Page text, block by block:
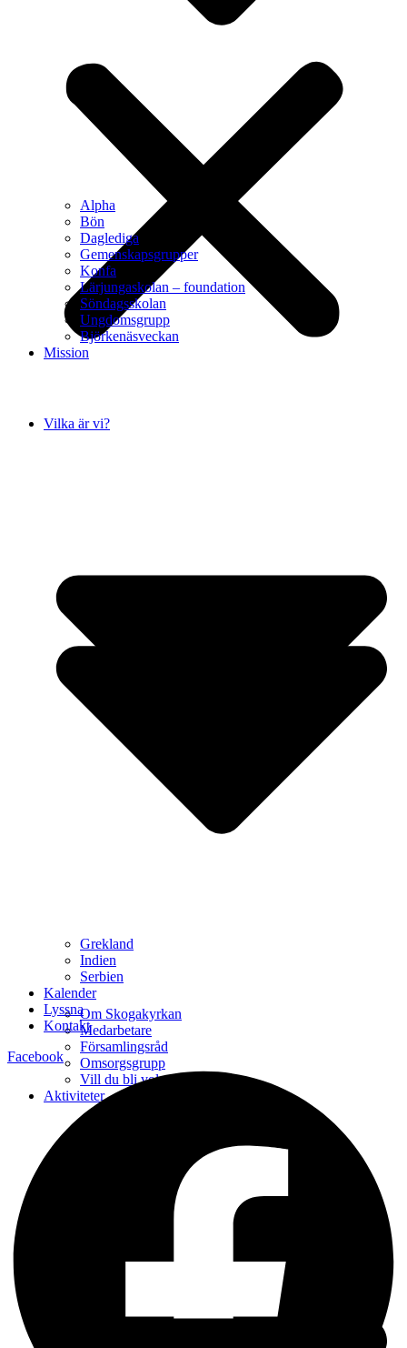
Vilka är vi?
Om Skogakyrkan
Medarbetare
Församlingsråd
Omsorgsgrupp
Vill du bli volontär?
Aktiviteter
Alpha
Bön
Daglediga
Gemenskapsgrupper
Konfa
Lärjungaskolan – foundation
Söndagsskolan
Ungdomsgrupp
Björkenäsveckan
Mission
Grekland
Indien
Serbien
Kalender
Lyssna
Kontakt
Facebook